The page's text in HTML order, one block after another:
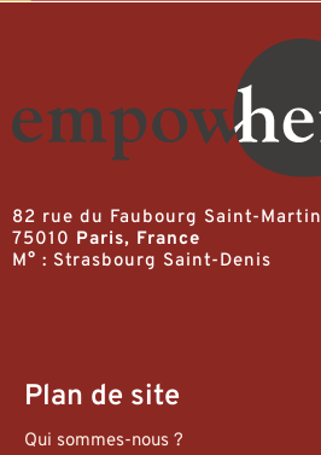
82 rue du Faubourg Saint-Martin
75010 Paris, France
M° : Strasbourg Saint-Denis
Plan de site
Qui sommes-nous ?